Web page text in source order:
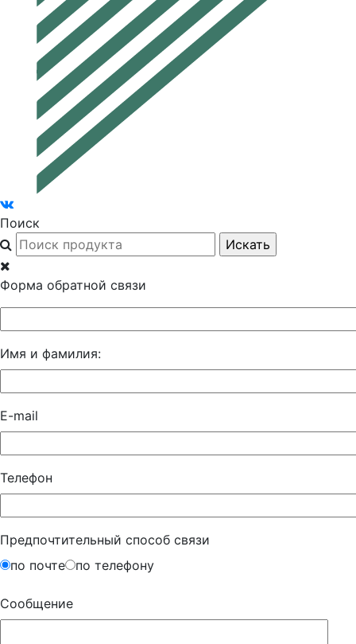
Поиск
Форма обратной связи
Имя и фамилия:
E-mail
Телефон
Предпочтительный способ связи
по почте
по телефону
Сообщение